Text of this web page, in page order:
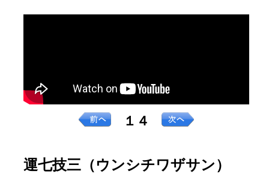
１４
運七技三（ウンシチワザサン）